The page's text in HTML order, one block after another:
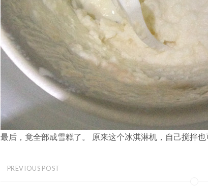
最后，竟全部成雪糕了。 原来这个冰淇淋机，自己搅拌也
PREVIOUS POST